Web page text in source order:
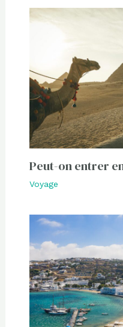
Peut-on entrer
Voyage